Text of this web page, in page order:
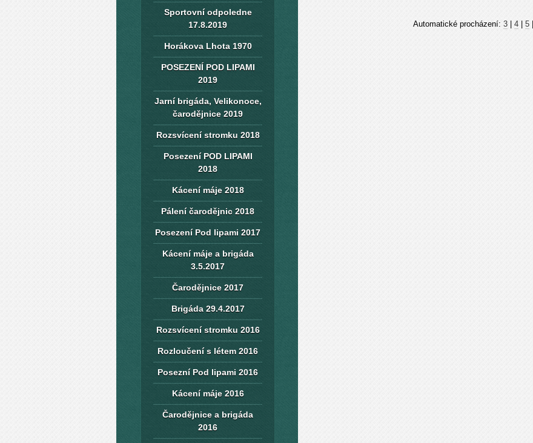
Automatické procházení: 3| 4| 5|
Sportovní odpoledne
17.8.2019
Horákova Lhota 1970
POSEZENÍ POD LIPAMI
2019
Jarní brigáda, Velikonoce,
čarodějnice 2019
Rozsvícení stromku 2018
Posezení POD LIPAMI
2018
Kácení máje 2018
Pálení čarodějnic 2018
Posezení Pod lipami 2017
Kácení máje a brigáda
3.5.2017
Čarodějnice 2017
Brigáda 29.4.2017
Rozsvícení stromku 2016
Rozloučení s létem 2016
Posezní Pod lipami 2016
Kácení máje 2016
Čarodějnice a brigáda
2016